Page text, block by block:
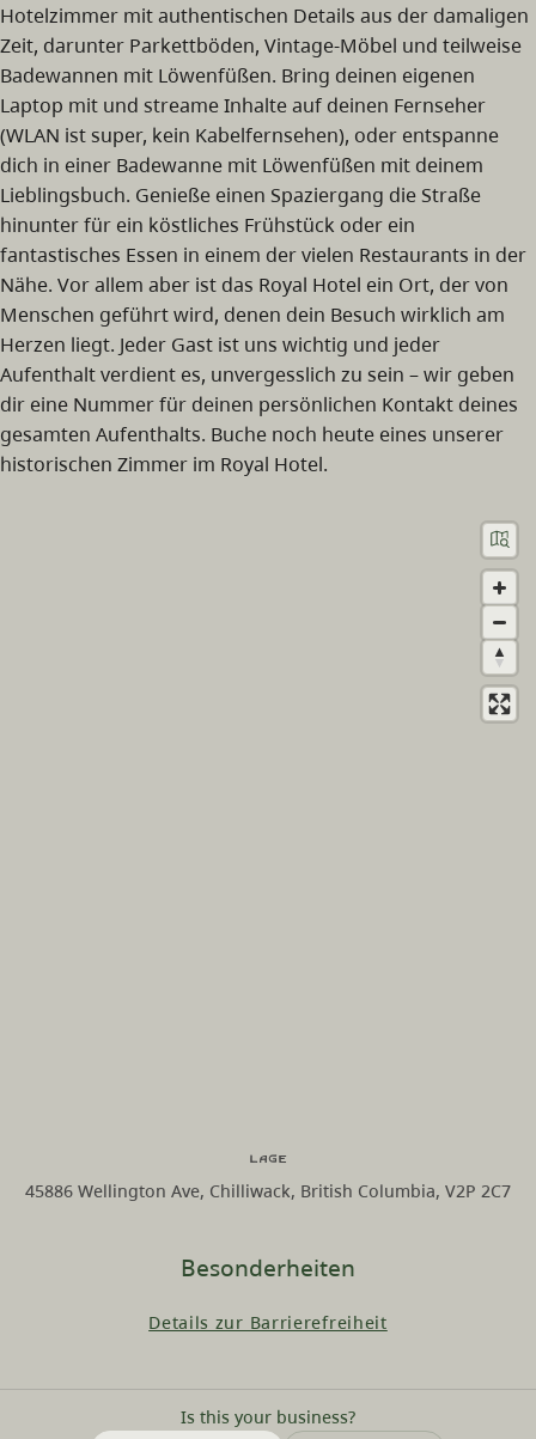
Hotelzimmer mit authentischen Details aus der damaligen
Zeit, darunter Parkettböden, Vintage-Möbel und teilweise
Badewannen mit Löwenfüßen. Bring deinen eigenen
Laptop mit und streame Inhalte auf deinen Fernseher
(WLAN ist super, kein Kabelfernsehen), oder entspanne
dich in einer Badewanne mit Löwenfüßen mit deinem
Lieblingsbuch. Genieße einen Spaziergang die Straße
hinunter für ein köstliches Frühstück oder ein
fantastisches Essen in einem der vielen Restaurants in der
Nähe. Vor allem aber ist das Royal Hotel ein Ort, der von
Menschen geführt wird, denen dein Besuch wirklich am
Herzen liegt. Jeder Gast ist uns wichtig und jeder
Aufenthalt verdient es, unvergesslich zu sein – wir geben
dir eine Nummer für deinen persönlichen Kontakt deines
gesamten Aufenthalts. Buche noch heute eines unserer
historischen Zimmer im Royal Hotel.
Besonderheiten
Details zur Barrierefreiheit
Is this your business?
Lage
45886 Wellington Ave, Chilliwack, British Columbia, V2P 2C7